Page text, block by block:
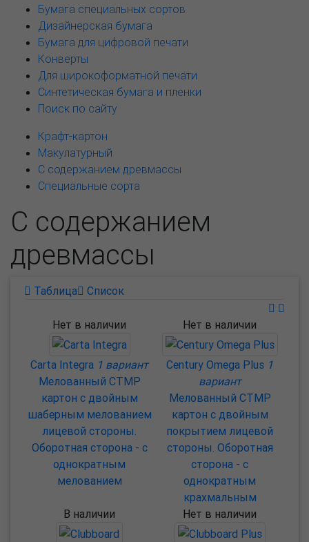
Бумага специальных сортов
Дизайнерская бумага
Бумага для цифровой печати
Конверты
Для широкоформатной печати
Синтетическая бумага и пленки
Поиск по сайту
Крафт-картон
Макулатурный
С содержанием древмассы
Специальные сорта
С содержанием
древмассы
Таблица Список
Нет в наличии
Carta Integra 1 вариант
Мелованный CTMP
картон с двойным
шаберным мелованием
лицевой стороны.
Оборотная сторона - с
однократным
мелованием
Нет в наличии
Century Omega Plus 1
вариант
Мелованный CTMP
картон с двойным
покрытием лицевой
стороны. Оборотная
сторона - с
однократным
крахмальным
В наличии
Нет в наличии